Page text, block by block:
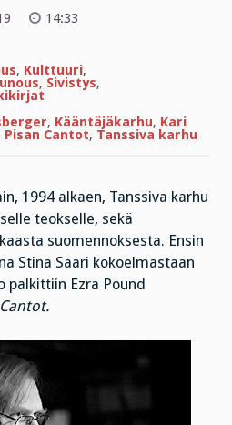
14:33
, Kulttuuri,
, Sivistys,
, Kääntäjäkarhu, Kari
Pisan Cantot, Tanssiva karhu
1994 alkaen, Tanssiva karhu
teokselle, sekä
suomennoksesta. Ensin
Stina Saari kokoelmastaan
palkittiin Ezra Pound